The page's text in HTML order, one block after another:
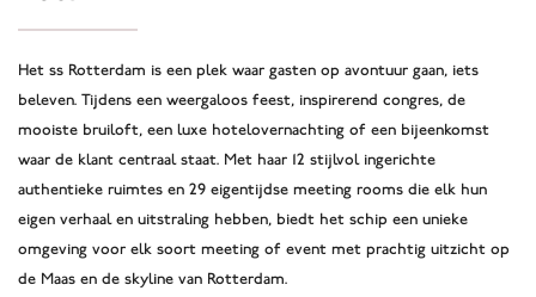
Het ss Rotterdam is een plek waar gasten op avontuur gaan, iets
beleven. Tijdens een weergaloos feest, inspirerend congres, de
mooiste bruiloft, een luxe hotelovernachting of een bijeenkomst
waar de klant centraal staat. Met haar 12 stijlvol ingerichte
authentieke ruimtes en 29 eigentijdse meeting rooms die elk hun
eigen verhaal en uitstraling hebben, biedt het schip een unieke
omgeving voor elk soort meeting of event met prachtig uitzicht op
de Maas en de skyline van Rotterdam.